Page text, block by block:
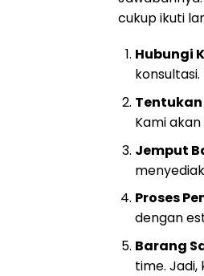
cukup ikuti
Hubungi
Kami
Jemput
Proses
dengan
Barang
time.